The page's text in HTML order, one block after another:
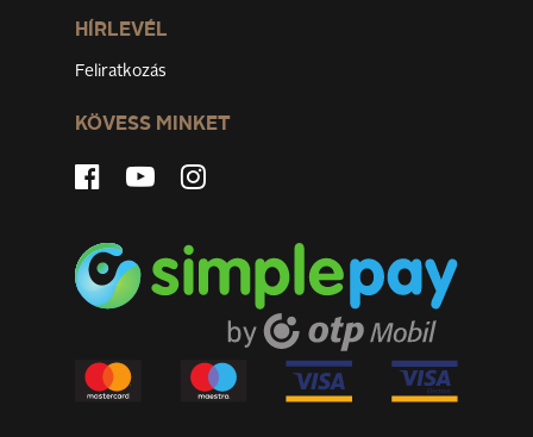
HÍRLEVÉL
Feliratkozás
KÖVESS MINKET